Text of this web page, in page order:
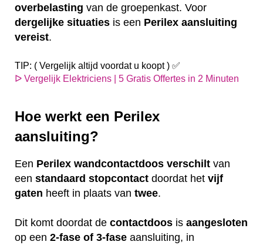
overbelasting van de groepenkast. Voor
dergelijke situaties is een Perilex aansluiting
vereist.
TIP: ( Vergelijk altijd voordat u koopt ) ✅
ᐅ Vergelijk Elektriciens | 5 Gratis Offertes in 2 Minuten
Hoe werkt een Perilex
aansluiting?
Een Perilex wandcontactdoos verschilt van
een standaard stopcontact doordat het vijf
gaten heeft in plaats van twee.
Dit komt doordat de contactdoos is aangesloten
op een 2-fase of 3-fase aansluiting, in